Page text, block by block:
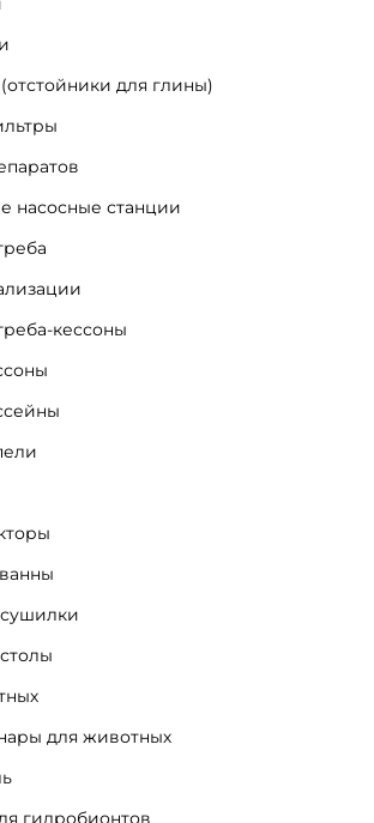
для глины)
насосные станции
кессоны
для животных
гидробионтов